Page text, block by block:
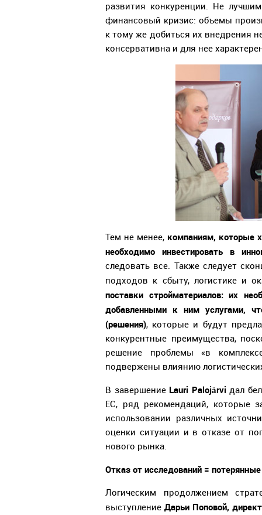
развития конкуренции. Не
финансовый кризис: объемы
к тому же добиться их внедрения
консервативна и для нее
Тем не менее, компаниям, которые
необходимо инвестировать в
следовать все. Также следует
подходов к сбыту, логистике и
поставки стройматериалов: их
добавленными к ним услугами,
(решения), которые и будут
конкурентные преимущества,
решение проблемы «в
подвержены влиянию
В завершение Lauri Palojärvi дал
ЕС, ряд рекомендаций, которые
использовании различных
оценки ситуации и в отказе от
нового рынка.
Отказ от исследований =
Логическим продолжением
выступлениеДарьи Поповой,